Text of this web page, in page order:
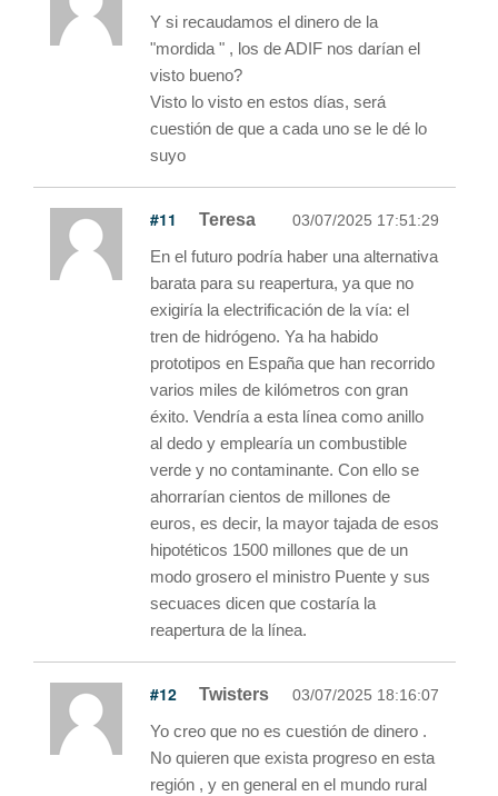
Y si recaudamos el dinero de la
"mordida " , los de ADIF nos darían el
visto bueno?
Visto lo visto en estos días, será
cuestión de que a cada uno se le dé lo
suyo
#11 Teresa 03/07/2025 17:51:29
En el futuro podría haber una alternativa
barata para su reapertura, ya que no
exigiría la electrificación de la vía: el
tren de hidrógeno. Ya ha habido
prototipos en España que han recorrido
varios miles de kilómetros con gran
éxito. Vendría a esta línea como anillo
al dedo y emplearía un combustible
verde y no contaminante. Con ello se
ahorrarían cientos de millones de
euros, es decir, la mayor tajada de esos
hipotéticos 1500 millones que de un
modo grosero el ministro Puente y sus
secuaces dicen que costaría la
reapertura de la línea.
#12 Twisters 03/07/2025 18:16:07
Yo creo que no es cuestión de dinero .
No quieren que exista progreso en esta
región , y en general en el mundo rural